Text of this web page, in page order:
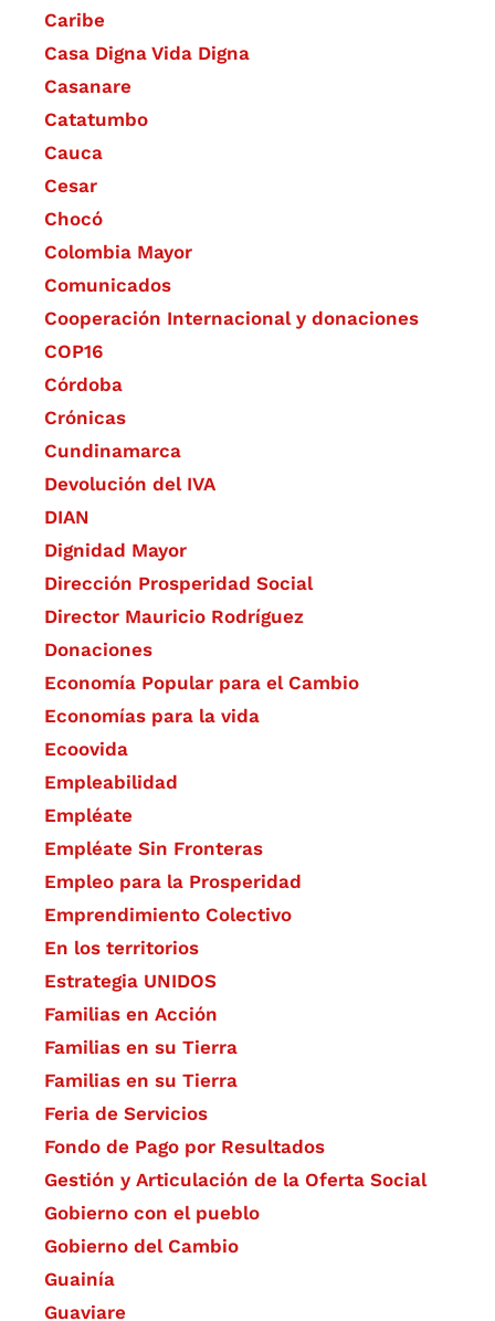
Caribe
Casa Digna Vida Digna
Casanare
Catatumbo
Cauca
Cesar
Chocó
Colombia Mayor
Comunicados
Cooperación Internacional y donaciones
COP16
Córdoba
Crónicas
Cundinamarca
Devolución del IVA
DIAN
Dignidad Mayor
Dirección Prosperidad Social
Director Mauricio Rodríguez
Donaciones
Economía Popular para el Cambio
Economías para la vida
Ecoovida
Empleabilidad
Empléate
Empléate Sin Fronteras
Empleo para la Prosperidad
Emprendimiento Colectivo
En los territorios
Estrategia UNIDOS
Familias en Acción
Familias en su Tierra
Familias en su Tierra
Feria de Servicios
Fondo de Pago por Resultados
Gestión y Articulación de la Oferta Social
Gobierno con el pueblo
Gobierno del Cambio
Guainía
Guaviare